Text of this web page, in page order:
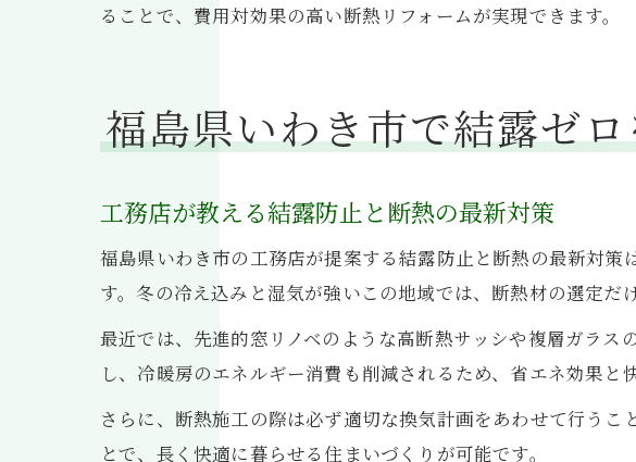
ることで、費用対効果の高い断熱リフォームが実現できます。
福島県いわき市で結露ゼ
工務店が教える結露防止と断熱の最新対策
福島県いわき市の工務店が提案する結露防止と断熱の最新対
す。冬の冷え込みと湿気が強いこの地域では、断熱材の選定だ
最近では、先進的窓リノベのような高断熱サッシや複層ガラ
し、冷暖房のエネルギー消費も削減されるため、省エネ効果と
さらに、断熱施工の際は必ず適切な換気計画をあわせて行う
とで、長く快適に暮らせる住まいづくりが可能です。